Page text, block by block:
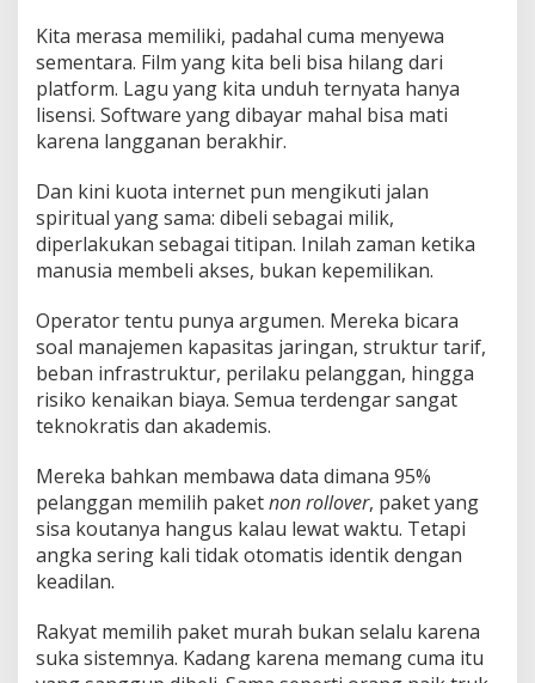
Kita merasa memiliki, padahal cuma menyewa
sementara. Film yang kita beli bisa hilang dari
platform. Lagu yang kita unduh ternyata hanya
lisensi. Software yang dibayar mahal bisa mati
karena langganan berakhir.
Dan kini kuota internet pun mengikuti jalan
spiritual yang sama: dibeli sebagai milik,
diperlakukan sebagai titipan. Inilah zaman ketika
manusia membeli akses, bukan kepemilikan.
Operator tentu punya argumen. Mereka bicara
soal manajemen kapasitas jaringan, struktur tarif,
beban infrastruktur, perilaku pelanggan, hingga
risiko kenaikan biaya. Semua terdengar sangat
teknokratis dan akademis.
Mereka bahkan membawa data dimana 95%
pelanggan memilih paketnon rollover, paket yang
sisa koutanya hangus kalau lewat waktu. Tetapi
angka sering kali tidak otomatis identik dengan
keadilan.
Rakyat memilih paket murah bukan selalu karena
suka sistemnya. Kadang karena memang cuma itu